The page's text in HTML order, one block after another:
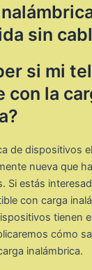
sin
si mi
con la
de dispositivos
nueva que
Si estás
con carga
tienen
cómo
inalámbrica.